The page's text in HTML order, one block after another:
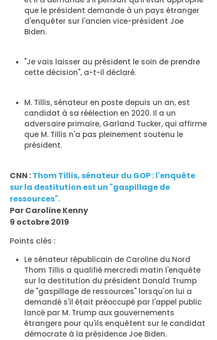
Action
Vote
que le président demande à un pays étranger
d'enquêter sur l'ancien vice-président Joe
Biden.
"Je vais laisser au président le soin de prendre
cette décision", a-t-il déclaré.
M. Tillis, sénateur en poste depuis un an, est
candidat à sa réélection en 2020. Il a un
adversaire primaire, Garland Tucker, qui affirme
que M. Tillis n'a pas pleinement soutenu le
président.
CNN :Thom Tillis, sénateur du GOP : l'enquête
sur la destitution est un "gaspillage de
ressources".
Par Caroline Kenny
9 octobre 2019
Points clés :
Le sénateur républicain de Caroline du Nord
Thom Tillis a qualifié mercredi matin l'enquête
sur la destitution du président Donald Trump
de "gaspillage de ressources" lorsqu'on lui a
demandé s'il était préoccupé par l'appel public
lancé par M. Trump aux gouvernements
étrangers pour qu'ils enquêtent sur le candidat
démocrate à la présidence Joe Biden.